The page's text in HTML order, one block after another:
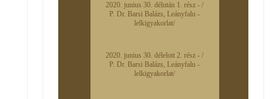
2020. junius 30. délután 1. rész - /
P. Dr. Barsi Balázs, Leányfalu -
lelkigyakorlat/
2020. junius 30. délelott 2. rész - /
P. Dr. Barsi Balázs, Leányfalu -
lelkigyakorlat/